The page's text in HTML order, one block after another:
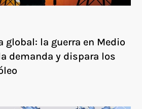
global: la guerra en Medio
demanda y dispara los